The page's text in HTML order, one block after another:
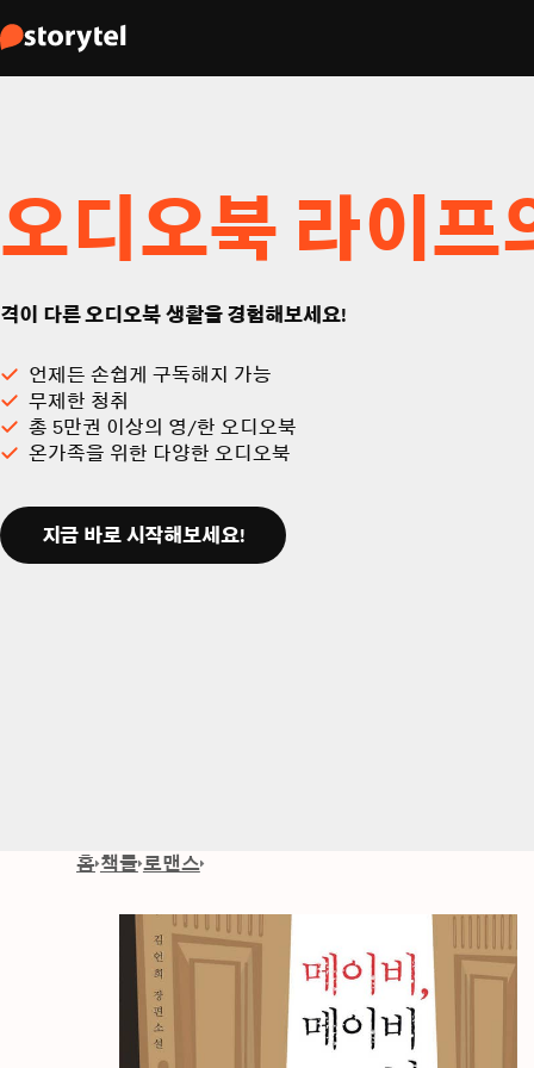
오디오북 라이프
격이 다른 오디오북 생활을 경험해보세요!
언제든 손쉽게 구독해지 가능
무제한 청취
총 5만권 이상의 영/한 오디오북
온가족을 위한 다양한 오디오북
지금 바로 시작해보세요!
홈 책들 로맨스